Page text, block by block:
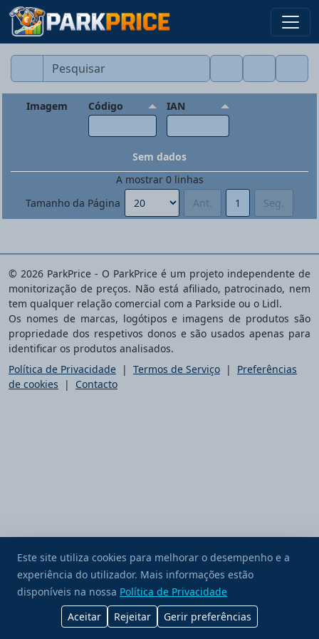
Imagem Código IAN
Sem dados
A mostrar0 linhas
Tamanho da Página
Ant. 1 Seg.
© 2026 ParkPrice - O ParkPrice é um projeto independente de
monitorização de preços. Não está afiliado, patrocinado, nem
tem qualquer relação comercial com a Parkside ou o Lidl.
Os nomes de marcas, logótipos e imagens de produtos são
propriedade dos respetivos donos e são usados apenas para
identificar os produtos analisados.
Política de Privacidade | Termos de Serviço | Preferências
de cookies | Contacto
Ofereça-me um café
Este site utiliza cookies para melhorar o desempenho e a
experiência do utilizador. Mais informações estão
disponíveis na nossa Política de Privacidade
Aceitar
Rejeitar Gerir preferências